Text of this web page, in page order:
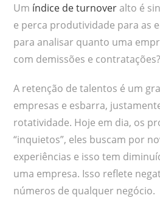
Um índice de turnoveralto é
e perca produtividade para as
para analisar quanto uma
com demissões e contratações?
A retenção de talentos é um
empresas e esbarra,
rotatividade. Hoje em dia, os
“inquietos”, eles buscam por
experiências e isso tem
uma empresa. Isso reflete
números de qualquer negócio.